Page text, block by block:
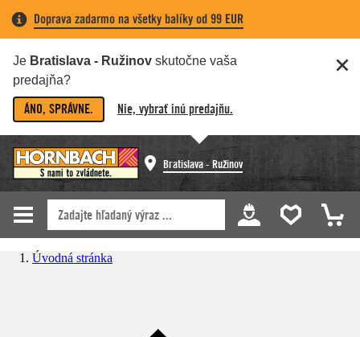
Doprava zadarmo na všetky balíky od 99 EUR
Je Bratislava - Ružinov skutočne vaša
predajňa?
ÁNO, SPRÁVNE. Nie, vybrať inú predajňu.
Bratislava - Ružinov
Úvodná stránka